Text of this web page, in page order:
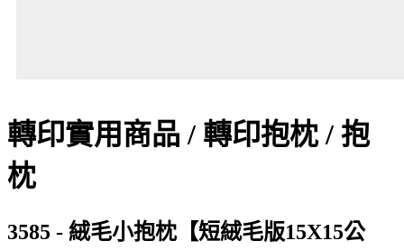
轉印實用商品 / 轉印抱枕 / 抱
枕
3585 - 絨毛小抱枕【短絨毛版15X15公